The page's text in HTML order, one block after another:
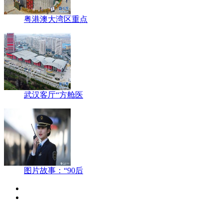
粤港澳大湾区重点
武汉客厅“方舱医
图片故事：“90后